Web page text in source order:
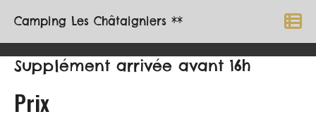
Camping Les Châtaigniers **
Supplément arrivée avant 16h
Prix